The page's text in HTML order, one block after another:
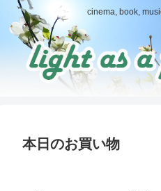
cinema, book,
本日のお買い物